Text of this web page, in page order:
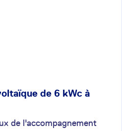
de 6 kWc à
de l'accompagnement